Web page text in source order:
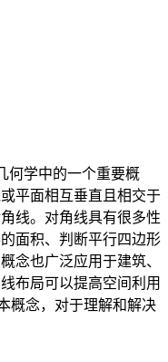
何学中的一个重要概
平面相互垂直且相交于
线。对角线具有很多性
面积、判断平行四边形
念也广泛应用于建筑、
布局可以提高空间利用
概念，对于理解和解决